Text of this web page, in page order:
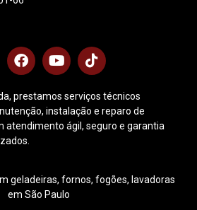
prestamos serviços técnicos
instalação e reparo de
atendimento ágil, seguro e garantia
geladeiras, fornos, fogões, lavadoras
em São Paulo